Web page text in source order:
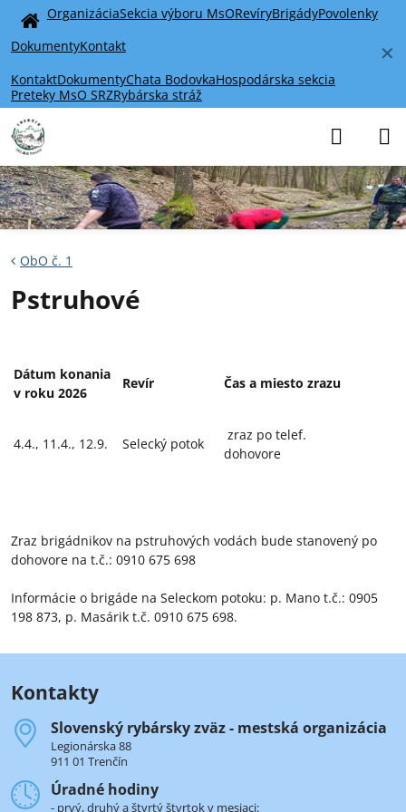
✕
Home
OrganizáciaSekcia výboru MsORevíryBrigádyPovolenky
DokumentyKontakt
KontaktDokumentyChata BodovkaHospodárska sekcia
Preteky MsO SRZRybárska stráž
ObO č. 1
Pstruhové
Dátum konania
v roku 2026
Revír Čas a miesto zrazu
4.4., 11.4., 12.9. Selecký potok
zraz po telef.
dohovore
Zraz brigádnikov na pstruhových vodách bude stanovený po
dohovore na t.č.: 0910 675 698
Informácie o brigáde na Seleckom potoku: p. Mano t.č.: 0905
198 873, p. Masárik t.č. 0910 675 698.
Kontakty
Slovenský rybársky zväz - mestská organizácia
Legionárska 88
911 01 Trenčín
Úradné hodiny
- prvý, druhý a štvrtý štvrtok v mesiaci: